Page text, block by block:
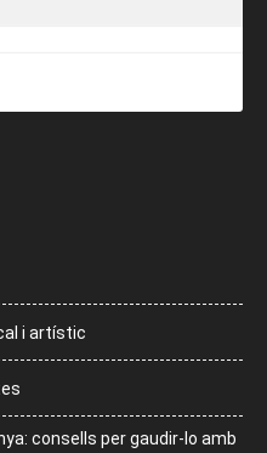
i artístic
consells per gaudir-lo amb